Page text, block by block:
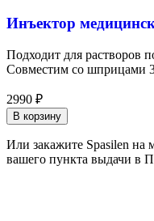
Инъектор
Подходит для растворов
Совместим со шприцами
2990 ₽
В корзину
Или закажите Spasilen на
вашего пункта выдачи в